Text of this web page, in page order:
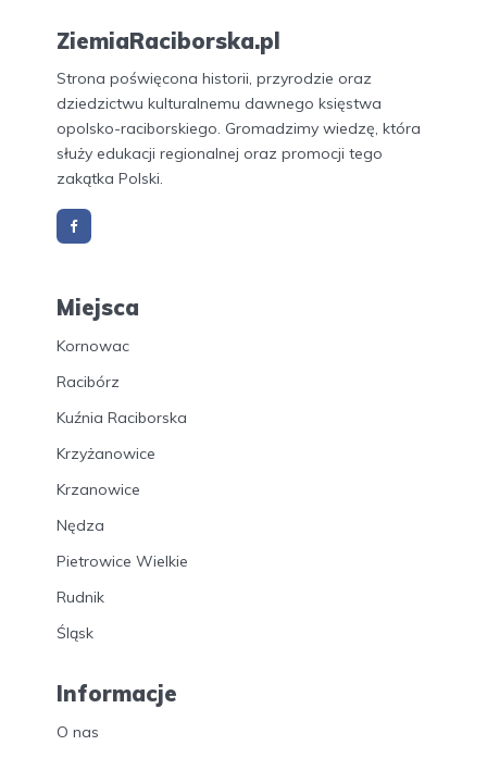
ZiemiaRaciborska.pl
Strona poświęcona historii, przyrodzie oraz
dziedzictwu kulturalnemu dawnego księstwa
opolsko-raciborskiego. Gromadzimy wiedzę, która
służy edukacji regionalnej oraz promocji tego
zakątka Polski.
Miejsca
Kornowac
Racibórz
Kuźnia Raciborska
Krzyżanowice
Krzanowice
Nędza
Pietrowice Wielkie
Rudnik
Śląsk
Informacje
O nas